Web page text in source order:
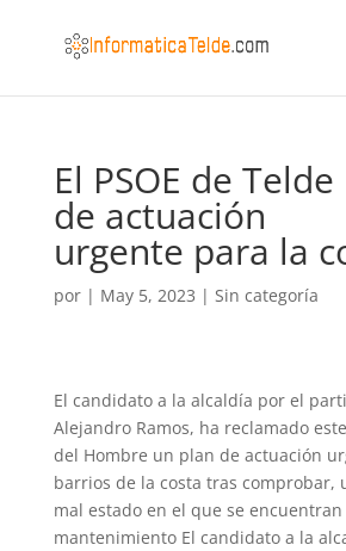
El PSOE de
de actuación
urgente para la
por | May 5, 2023 | Sin categoría
El candidato a la alcaldía por el
Alejandro Ramos, ha reclamado
del Hombre un plan de actuación
barrios de la costa tras comprobar,
mal estado en el que se
mantenimiento El candidato a la